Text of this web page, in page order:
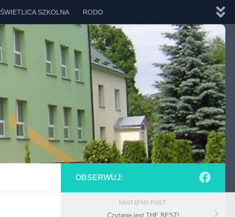
ŚWIETLICA SZKOLNA RODO
OBSERWUJ:
NASTĘPNY POST
Czytanie jest THE BEST!